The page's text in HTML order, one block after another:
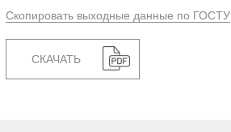
Скопировать выходные данные по ГОСТУ
СКАЧАТЬ